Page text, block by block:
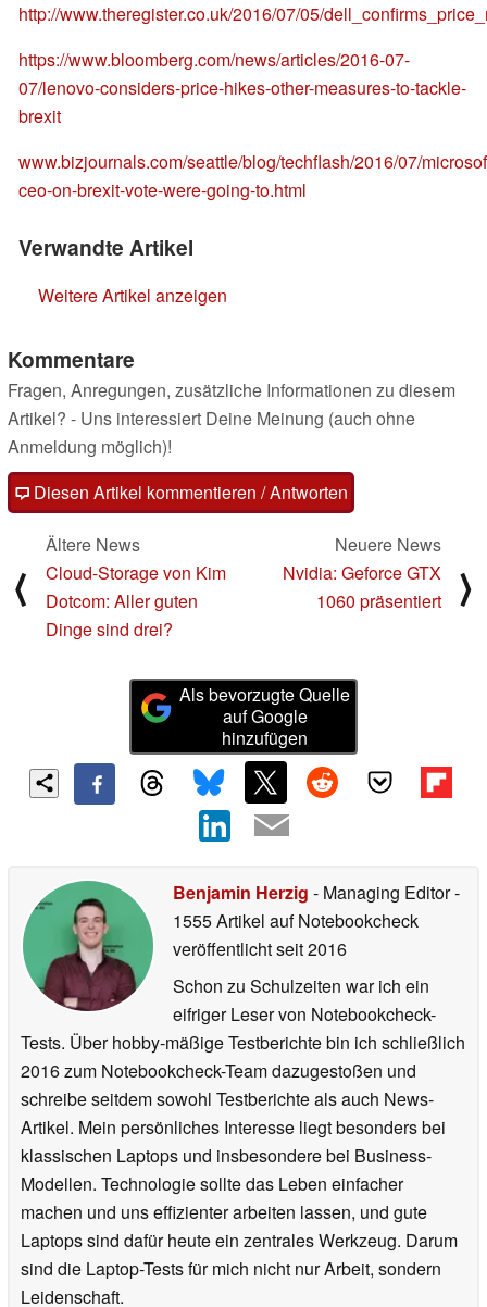
http://www.theregister.co.uk/2016/07/05/
https://www.bloomberg.com/news/articles/2016-07-
07/lenovo-considers-price-hikes-other-measures-to-tackle-
brexit
www.bizjournals.com/seattle/blog/techflash/2016/07/
ceo-on-brexit-vote-were-going-to.html
Verwandte Artikel
Weitere Artikel anzeigen
Kommentare
Fragen, Anregungen, zusätzliche Informationen zu diesem
Artikel? - Uns interessiert Deine Meinung (auch ohne
Anmeldung möglich)!
Diesen Artikel kommentieren / Antworten
⟨
Ältere News
Cloud-Storage von Kim
Dotcom: Aller guten
Dinge sind drei?
Neuere News
Nvidia: Geforce GTX
1060 präsentiert
⟩
Als bevorzugte Quelle
auf Google
hinzufügen
Benjamin Herzig - Managing Editor-
1555 Artikel auf Notebookcheck
veröffentlichtseit 2016
Schon zu Schulzeiten war ich ein
eifriger Leser von Notebookcheck-
Tests. Über hobby-mäßige Testberichte bin ich schließlich
2016 zum Notebookcheck-Team dazugestoßen und
schreibe seitdem sowohl Testberichte als auch News-
Artikel. Mein persönliches Interesse liegt besonders bei
klassischen Laptops und insbesondere bei Business-
Modellen. Technologie sollte das Leben einfacher
machen und uns effizienter arbeiten lassen, und gute
Laptops sind dafür heute ein zentrales Werkzeug. Darum
sind die Laptop-Tests für mich nicht nur Arbeit, sondern
Leidenschaft.